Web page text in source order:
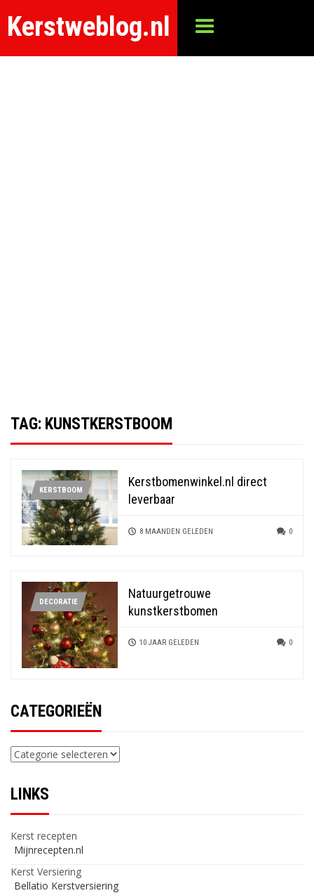
Kerstweblog.nl
TAG: KUNSTKERSTBOOM
KERSTBOOM
Kerstbomenwinkel.nl direct
leverbaar
8 MAANDEN GELEDEN 0
DECORATIE
Natuurgetrouwe
kunstkerstbomen
10 JAAR GELEDEN 0
CATEGORIEËN
Categorieën
LINKS
Kerst recepten
Mijnrecepten.nl
Kerst Versiering
Bellatio Kerstversiering